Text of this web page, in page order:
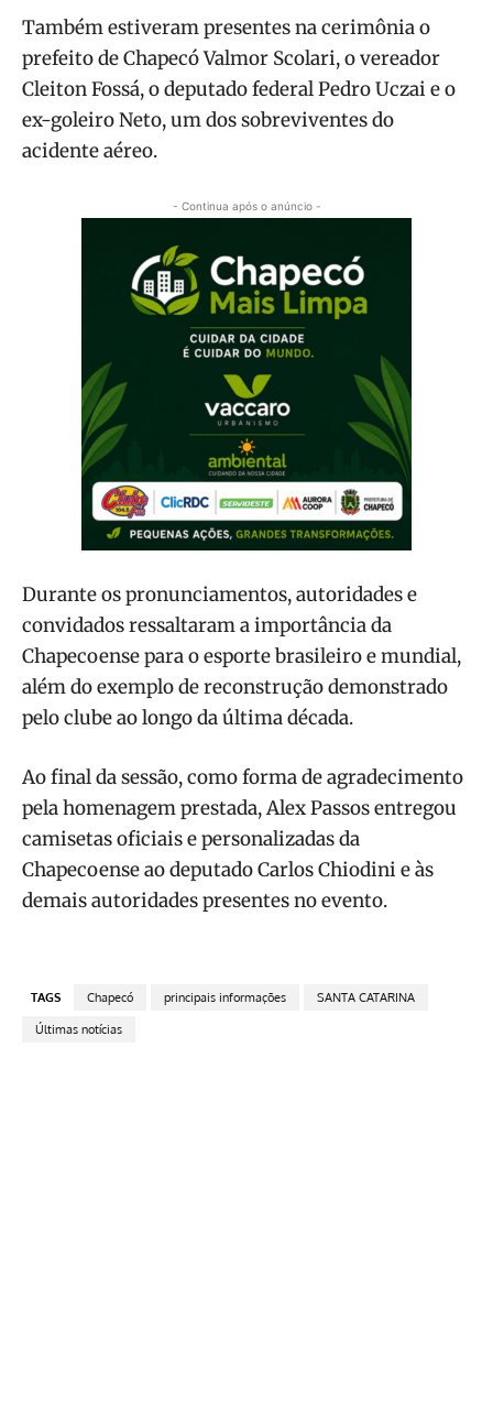
Também estiveram presentes na cerimônia o
prefeito de Chapecó Valmor Scolari, o vereador
Cleiton Fossá, o deputado federal Pedro Uczai e o
ex-goleiro Neto, um dos sobreviventes do
acidente aéreo.
- Continua após o anúncio -
Durante os pronunciamentos, autoridades e
convidados ressaltaram a importância da
Chapecoense para o esporte brasileiro e mundial,
além do exemplo de reconstrução demonstrado
pelo clube ao longo da última década.
Ao final da sessão, como forma de agradecimento
pela homenagem prestada, Alex Passos entregou
camisetas oficiais e personalizadas da
Chapecoense ao deputado Carlos Chiodini e às
demais autoridades presentes no evento.
TAGS Chapecó principais informações SANTA CATARINA
Últimas notícias